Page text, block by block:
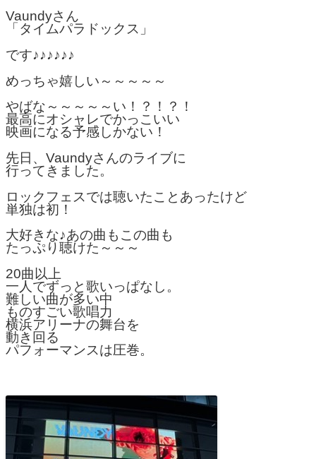
Vaundyさん
「タイムパラドックス」
です♪♪♪♪♪♪
めっちゃ嬉しい～～～～～
やばな～～～～～い！？！？！
最高にオシャレでかっこいい
映画になる予感しかない！
先日、Vaundyさんのライブに
行ってきました。
ロックフェスでは聴いたことあったけど
単独は初！
大好きな♪あの曲もこの曲も
たっぷり聴けた～～～
20曲以上
一人でずっと歌いっぱなし。
難しい曲が多い中
ものすごい歌唱力
横浜アリーナの舞台を
動き回る
パフォーマンスは圧巻。